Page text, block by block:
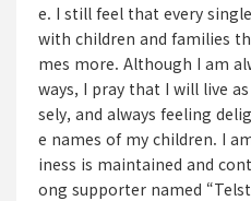
e. I still feel that every
with children and families
mes more. Although I am
ways, I pray that I will live
sely, and always feeling
e names of my children. I
iness is maintained and
ong supporter named